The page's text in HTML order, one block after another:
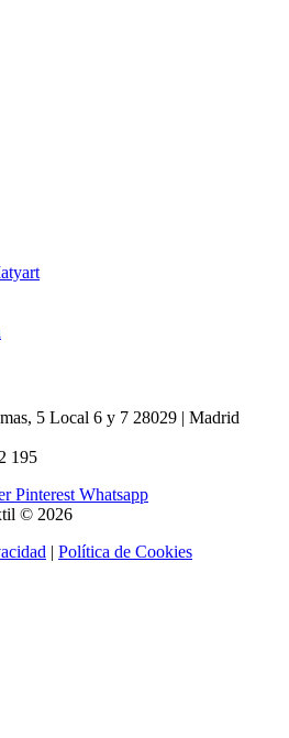
5 Local 6 y 7 28029 | Madrid
195
Pinterest Whatsapp
© 2026
| Política de Cookies